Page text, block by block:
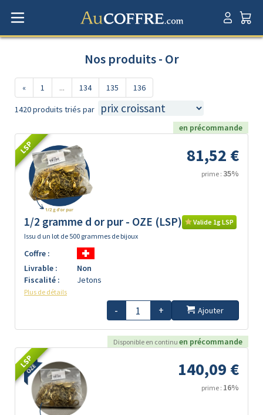
Nos produits - Or
« 1 ... 134 135 136
1420 produits triés par
en précommande
LSP 81,52 €
prime : 35%
1/2 gramme d or pur - OZE (LSP)
Valide 1g LSP
Issu d un lot de 500 grammes de bijoux
Coffre :
Livrable :
Non
Fiscalité :
Jetons
Plus de détails
- + Ajouter
Disponible en continu en précommande
LSP 140,09 €
prime : 16%